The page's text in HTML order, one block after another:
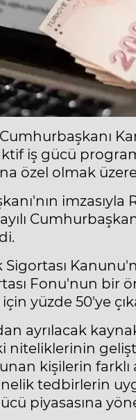
iş gücü
özel olmak
imzasıyla
Sigortası
Fonu'nun bir
yüzde 50'ye
ayrılacak
niteliklerinin
kişilerin
tedbirlerin
piyasasına